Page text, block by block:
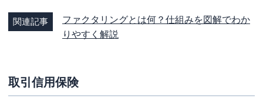
関連記事
ファクタリングとは何？仕組みを図解でわか
りやすく解説
取引信用保険